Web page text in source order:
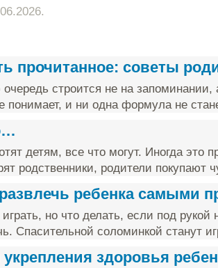
прочитанное: советы
строится не на
понимает, и ни одна формула не
детям, все что могут. Иногда это
родственники, родители покупают
ребенка самыми
но что делать, если под рукой
Спасительной соломинкой станут
здоровья